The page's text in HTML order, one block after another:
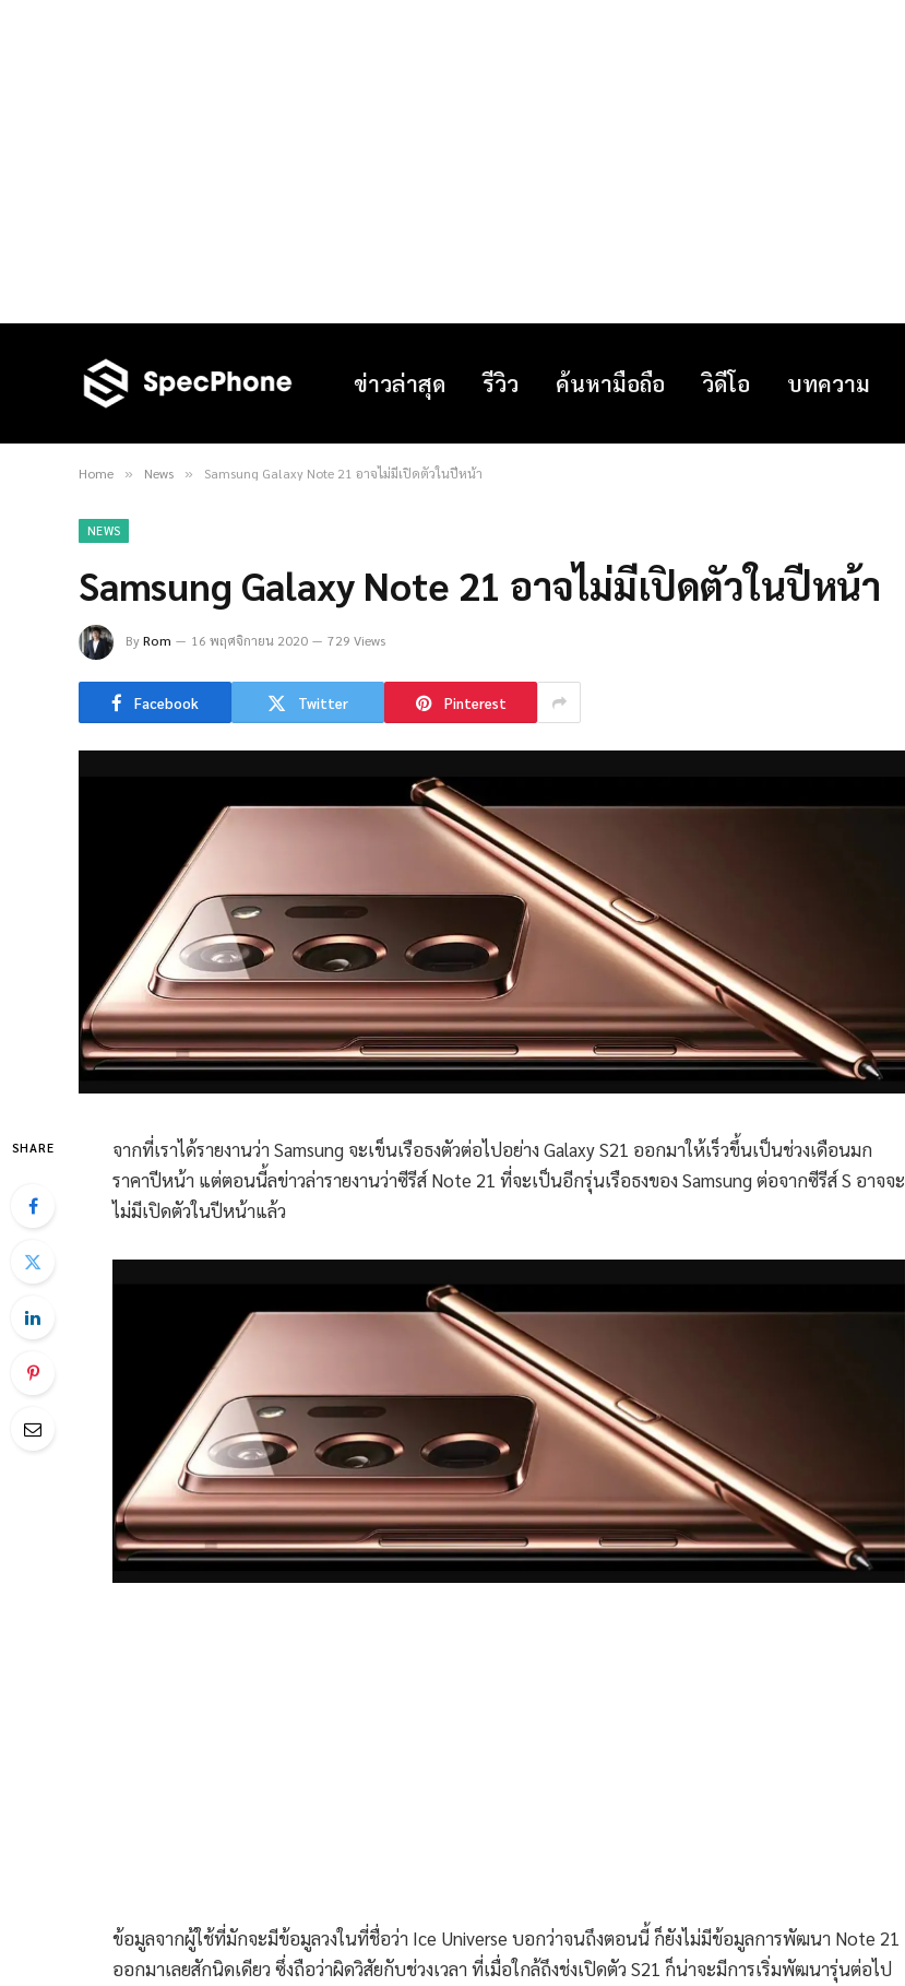
ข่าวล่าสุด รีวิว ค้นหามือถือ วิดีโอ บทความ
Home » News » Samsung Galaxy Note 21 อาจไม่มีเปิดตัวในปีหน้า
NEWS
Samsung Galaxy Note 21 อาจไม่มีเปิดตัวในปีหน้า
ByRom 16 พฤศจิกายน 2020 729 Views
Facebook Twitter Pinterest
SHARE
จากที่เราได้รายงานว่า Samsung จะเข็นเรือธงตัวต่อไปอย่าง Galaxy S21 ออกมาให้เร็วขึ้นเป็นช่วงเดือนมก
ราคาปีหน้า แต่ตอนนี้ลข่าวล่ารายงานว่าซีรีส์ Note 21 ที่จะเป็นอีกรุ่นเรือธงของ Samsung ต่อจากซีรีส์ S อาจจะ
ไม่มีเปิดตัวในปีหน้าแล้ว
ข้อมูลจากผู้ใช้ที่มักจะมีข้อมูลวงในที่ชื่อว่า Ice Universe บอกว่าจนถึงตอนนี้ ก็ยังไม่มีข้อมูลการพัฒนา Note 21
ออกมาเลยสักนิดเดียว ซึ่งถือว่าผิดวิสัยกับช่วงเวลา ที่เมื่อใกล้ถึงช่งเปิดตัว S21 ก็น่าจะมีการเริ่มพัฒนารุ่นต่อไป